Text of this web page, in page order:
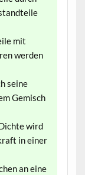
mit
werden
seine
Gemisch
wird
in einer
an eine